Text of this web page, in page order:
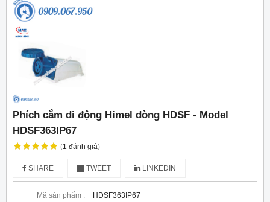
Phích cắm di động Himel dòng HDSF - Model
HDSF363IP67
(1 đánh giá)
SHARE TWEET LINKEDIN
Mã sản phẩm :
HDSF363IP67